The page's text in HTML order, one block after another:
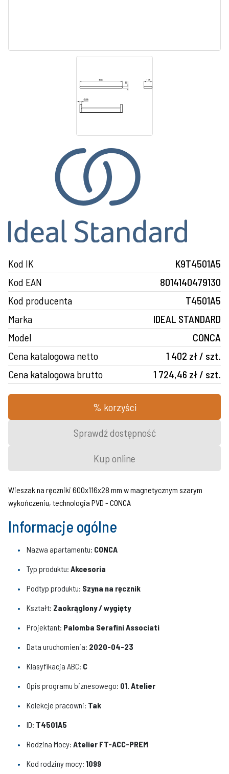
Kod IK
K9T4501A5
Kod EAN
8014140479130
Kod producenta
T4501A5
Marka
IDEAL STANDARD
Model
CONCA
Cena katalogowa netto
1 402 zł / szt.
Cena katalogowa brutto
1 724,46 zł / szt.
% korzyści
Sprawdź dostępność
Kup online
Wieszak na ręczniki 600x116x28 mm w magnetycznym szarym
wykończeniu, technologia PVD - CONCA
Informacje ogólne
Nazwa apartamentu: CONCA
Typ produktu: Akcesoria
Podtyp produktu: Szyna na ręcznik
Kształt: Zaokrąglony / wygięty
Projektant: Palomba Serafini Associati
Data uruchomienia: 2020-04-23
Klasyfikacja ABC: C
Opis programu biznesowego: 01. Atelier
Kolekcje pracowni: Tak
ID: T4501A5
Rodzina Mocy: Atelier FT-ACC-PREM
Kod rodziny mocy: 1099